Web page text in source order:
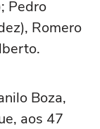
Pedro
Romero
Boza,
aos 47